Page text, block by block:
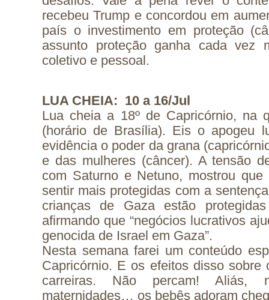
recebeu Trump e concordou em
país o investimento em proteção
assunto proteção ganha cada vez
coletivo e pessoal.
LUA CHEIA: 10 a 16/Jul
Lua cheia a 18º de Capricórnio, na
(horário de Brasília). Eis o apogeu
evidência o poder da grana
e das mulheres (câncer). A tensão
com Saturno e Netuno, mostrou
sentir mais protegidas com a
crianças de Gaza estão
afirmando que “negócios lucrativos
genocida de Israel em Gaza”.
Nesta semana farei um conteúdo
Capricórnio. E os efeitos disso sobre
carreiras. Não percam! Aliás,
maternidades… os bebês adoram